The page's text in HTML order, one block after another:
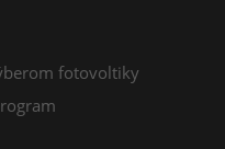
fotovoltiky